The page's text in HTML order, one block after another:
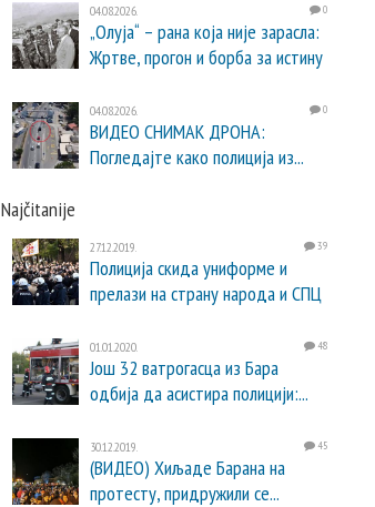
04.08.2026. 0
„Олуја“ – рана која није зарасла:
Жртве, прогон и борба за истину
04.08.2026. 0
ВИДЕО СНИМАК ДРОНА:
Погледајте како полиција из...
Najčitanije
27.12.2019. 39
Полиција скида униформе и
прелази на страну народа и СПЦ
01.01.2020. 48
Још 32 ватрогасца из Бара
одбија да асистира полицији:...
30.12.2019. 45
(ВИДЕО) Хиљаде Барана на
протесту, придружили се...